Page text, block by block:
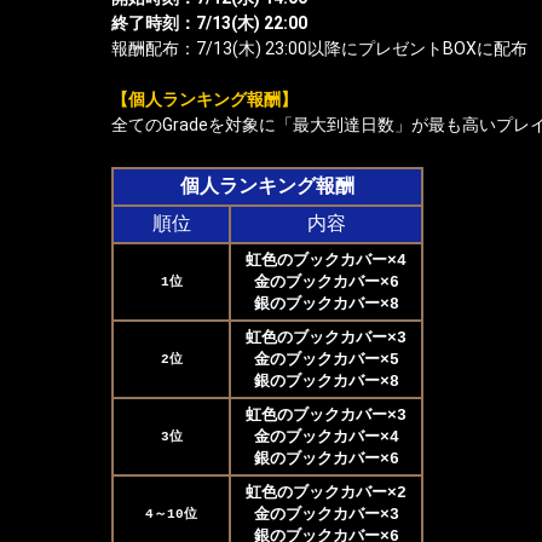
終了時刻：7/13(木) 22:00
報酬配布：7/13(木) 23:00以降にプレゼントBOXに配布
【個人ランキング報酬】
全てのGradeを対象に「最大到達日数」が最も高いプレ
個人ランキング報酬
順位
内容
1位
虹色のブックカバー×4
金のブックカバー×6
銀のブックカバー×8
2位
虹色のブックカバー×3
金のブックカバー×5
銀のブックカバー×8
3位
虹色のブックカバー×3
金のブックカバー×4
銀のブックカバー×6
4～10位
虹色のブックカバー×2
金のブックカバー×3
銀のブックカバー×6